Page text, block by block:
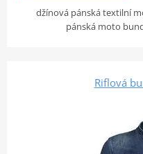
džínová pánská textilní
pánská moto
Riflová